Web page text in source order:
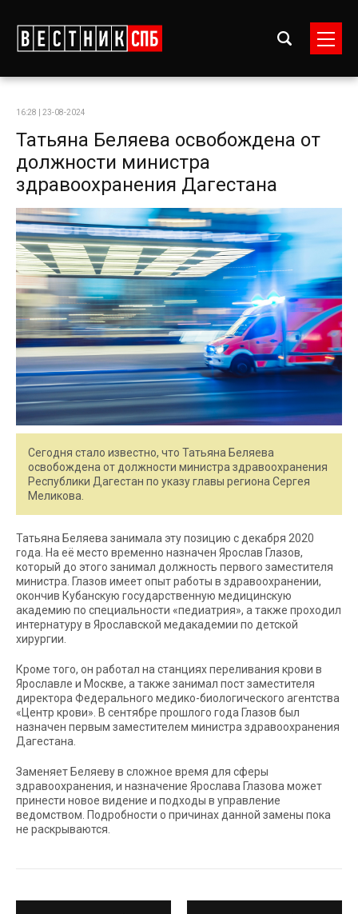
16:28 | 23-08-2024
Татьяна Беляева освобождена от
должности министра
здравоохранения Дагестана
Сегодня стало известно, что Татьяна Беляева
освобождена от должности министра здравоохранения
Республики Дагестан по указу главы региона Сергея
Меликова.
Татьяна Беляева занимала эту позицию с декабря 2020
года. На её место временно назначен Ярослав Глазов,
который до этого занимал должность первого заместителя
министра. Глазов имеет опыт работы в здравоохранении,
окончив Кубанскую государственную медицинскую
академию по специальности «педиатрия», а также проходил
интернатуру в Ярославской медакадемии по детской
хирургии.
Кроме того, он работал на станциях переливания крови в
Ярославле и Москве, а также занимал пост заместителя
директора Федерального медико-биологического агентства
«Центр крови». В сентябре прошлого года Глазов был
назначен первым заместителем министра здравоохранения
Дагестана.
Заменяет Беляеву в сложное время для сферы
здравоохранения, и назначение Ярослава Глазова может
принести новое видение и подходы в управление
ведомством. Подробности о причинах данной замены пока
не раскрываются.